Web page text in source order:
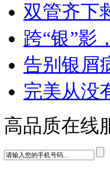
双管齐下
跨“银”影
告别银屑
完美从没
高品质在线